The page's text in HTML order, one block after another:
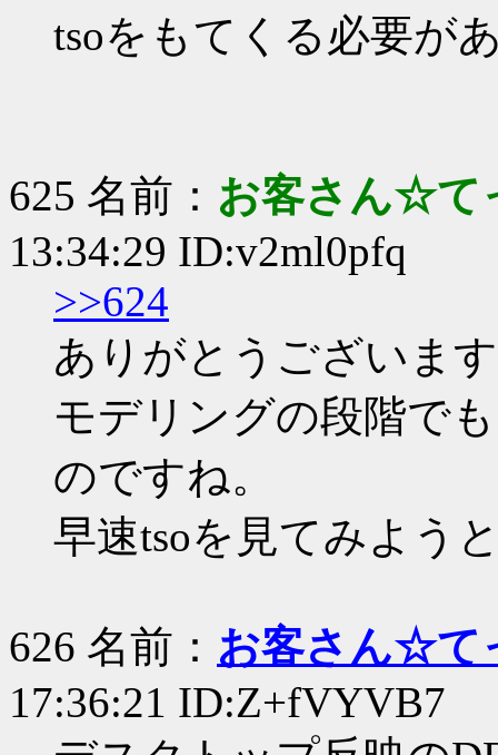
tsoをもてくる必要が
625 名前： お客さん☆て
13:34:29 ID:v2ml0pfq
>>624
ありがとうございま
モデリングの段階で
のですね。
早速tsoを見てみよう
626 名前： お客さん☆て
17:36:21 ID:Z+fVYVB7